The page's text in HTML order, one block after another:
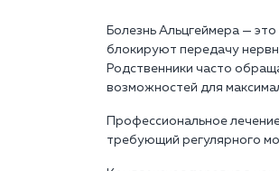
Болезнь Альцгеймера —
блокируют передачу
Родственники часто
возможностей для
Профессиональное
требующий регулярного